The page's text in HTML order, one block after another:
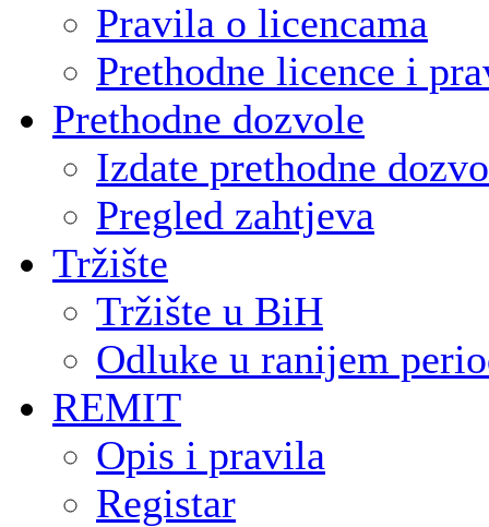
Pravila o licencama
Prethodne licence i
Prethodne dozvole
Izdate prethodne
Pregled zahtjeva
Tržište
Tržište u BiH
Odluke u ranijem
REMIT
Opis i pravila
Registar